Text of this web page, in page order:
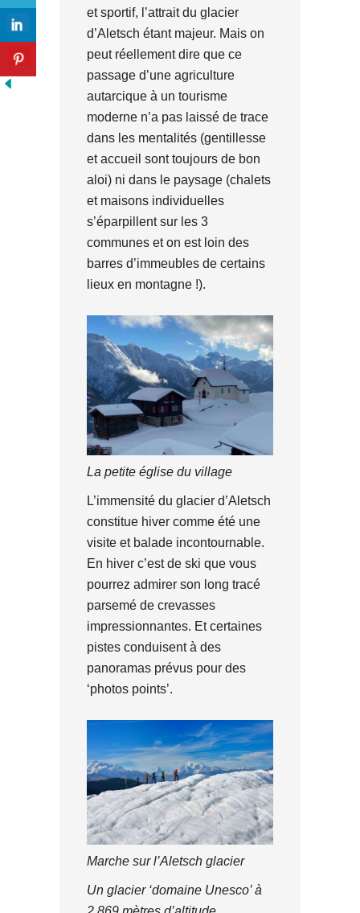
et sportif, l’attrait du glacier
d’Aletsch étant majeur. Mais on
peut réellement dire que ce
passage d’une agriculture
autarcique à un tourisme
moderne n’a pas laissé de trace
dans les mentalités (gentillesse
et accueil sont toujours de bon
aloi) ni dans le paysage (chalets
et maisons individuelles
s’éparpillent sur les 3
communes et on est loin des
barres d’immeubles de certains
lieux en montagne !).
La petite église du village
L’immensité du glacier d’Aletsch
constitue hiver comme été une
visite et balade incontournable.
En hiver c’est de ski que vous
pourrez admirer son long tracé
parsemé de crevasses
impressionnantes. Et certaines
pistes conduisent à des
panoramas prévus pour des
‘photos points’.
Marche sur l’Aletsch glacier
Un glacier ‘domaine Unesco’ à